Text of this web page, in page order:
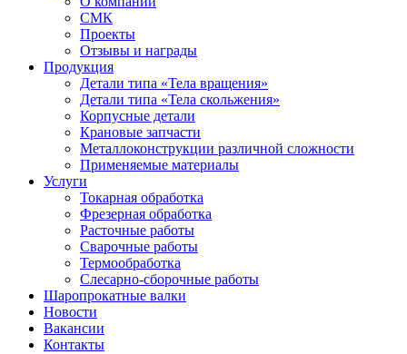
СМК
Проекты
Отзывы и награды
Продукция
Детали типа «Тела вращения»
Детали типа «Тела скольжения»
Корпусные детали
Крановые запчасти
Металлоконструкции различной сложности
Применяемые материалы
Услуги
Токарная обработка
Фрезерная обработка
Расточные работы
Сварочные работы
Термообработка
Слесарно-сборочные работы
Шаропрокатные валки
Новости
Вакансии
Контакты